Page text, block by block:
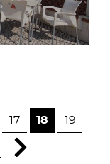
17 18 19